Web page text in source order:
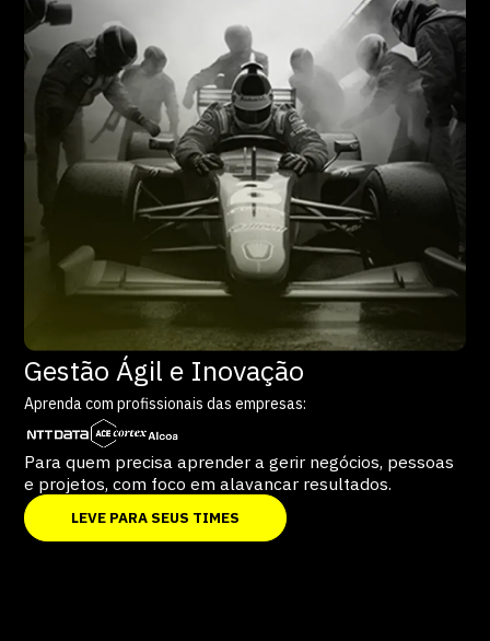
Gestão Ágil e Inovação
Aprenda com profissionais das empresas:
Para quem precisa aprender a gerir negócios, pessoas
e projetos, com foco em alavancar resultados.
LEVE PARA SEUS TIMES